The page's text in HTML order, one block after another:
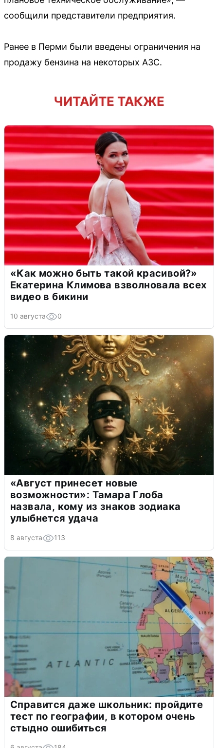
сообщили представители предприятия.
Ранее в Перми были введены ограничения на
продажу бензина на некоторых АЗС.
ЧИТАЙТЕ ТАКЖЕ
«Как можно быть такой красивой?»
Екатерина Климова взволновала всех
видео в бикини
10 августа 0
«Август принесет новые
возможности»: Тамара Глоба
назвала, кому из знаков зодиака
улыбнется удача
8 августа 113
Справится даже школьник: пройдите
тест по географии, в котором очень
стыдно ошибиться